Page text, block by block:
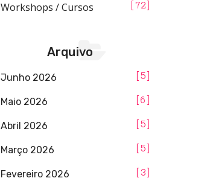
Workshops / Cursos 72
Arquivo
Junho 2026 5
Maio 2026 6
Abril 2026 5
Março 2026 5
Fevereiro 2026 3